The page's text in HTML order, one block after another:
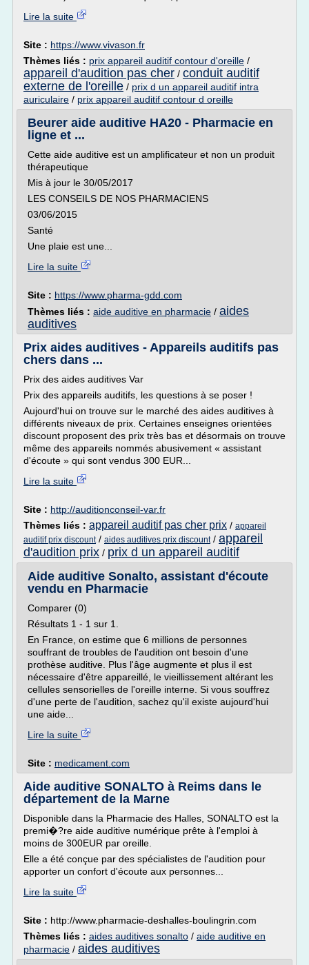
Lire la suite
Site : https://www.vivason.fr
Thèmes liés : prix appareil auditif contour d'oreille /
appareil d'audition pas cher / conduit auditif
externe de l'oreille / prix d un appareil auditif intra
auriculaire / prix appareil auditif contour d oreille
Beurer aide auditive HA20 - Pharmacie en
ligne et ...
Cette aide auditive est un amplificateur et non un produit
thérapeutique
Mis à jour le 30/05/2017
LES CONSEILS DE NOS PHARMACIENS
03/06/2015
Santé
Une plaie est une...
Lire la suite
Site : https://www.pharma-gdd.com
Thèmes liés : aide auditive en pharmacie / aides
auditives
Prix aides auditives - Appareils auditifs pas
chers dans ...
Prix des aides auditives Var
Prix des appareils auditifs, les questions à se poser !
Aujourd'hui on trouve sur le marché des aides auditives à
différents niveaux de prix. Certaines enseignes orientées
discount proposent des prix très bas et désormais on trouve
même des appareils nommés abusivement « assistant
d'écoute » qui sont vendus 300 EUR...
Lire la suite
Site : http://auditionconseil-var.fr
Thèmes liés : appareil auditif pas cher prix / appareil
auditif prix discount/ aides auditives prix discount/ appareil
d'audition prix / prix d un appareil auditif
Aide auditive Sonalto, assistant d'écoute
vendu en Pharmacie
Comparer (0)
Résultats 1 - 1 sur 1.
En France, on estime que 6 millions de personnes
souffrant de troubles de l'audition ont besoin d'une
prothèse auditive. Plus l'âge augmente et plus il est
nécessaire d'être appareillé, le vieillissement altérant les
cellules sensorielles de l'oreille interne. Si vous souffrez
d'une perte de l'audition, sachez qu'il existe aujourd'hui
une aide...
Lire la suite
Site : medicament.com
Aide auditive SONALTO à Reims dans le
département de la Marne
Disponible dans la Pharmacie des Halles, SONALTO est la
premi�?re aide auditive numérique prête à l'emploi à
moins de 300EUR par oreille.
Elle a été conçue par des spécialistes de l'audition pour
apporter un confort d'écoute aux personnes...
Lire la suite
Site : http://www.pharmacie-deshalles-boulingrin.com
Thèmes liés : aides auditives sonalto / aide auditive en
pharmacie / aides auditives